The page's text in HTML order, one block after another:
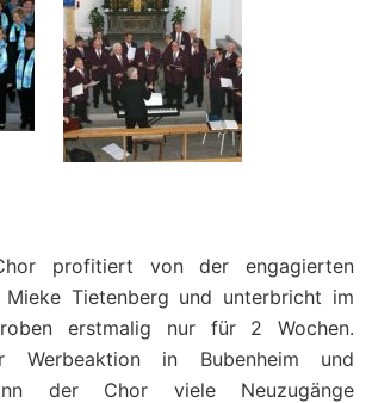
profitiert von der engagierten
Mieke Tietenberg und unterbricht im
erstmalig nur für 2 Wochen.
Werbeaktion in Bubenheim und
der Chor viele Neuzugänge